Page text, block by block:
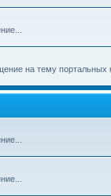
на тему портальных